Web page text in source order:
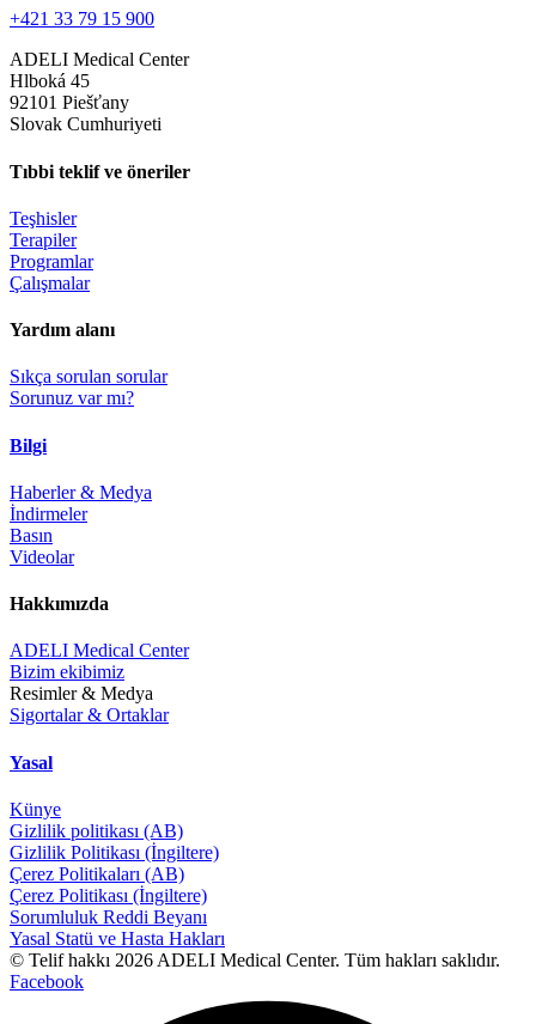
+421 33 79 15 900
ADELI Medical Center
Hlboká 45
92101 Piešťany
Slovak Cumhuriyeti
Tıbbi teklif ve öneriler
Teşhisler
Terapiler
Programlar
Çalışmalar
Yardım alanı
Sıkça sorulan sorular
Sorunuz var mı?
Bilgi
Haberler & Medya
İndirmeler
Basın
Videolar
Hakkımızda
ADELI Medical Center
Bizim ekibimiz
Resimler & Medya
Sigortalar & Ortaklar
Yasal
Künye
Gizlilik politikası (AB)
Gizlilik Politikası (İngiltere)
Çerez Politikaları (AB)
Çerez Politikası (İngiltere)
Sorumluluk Reddi Beyanı
Yasal Statü ve Hasta Hakları
© Telif hakkı 2026 ADELI Medical Center. Tüm hakları saklıdır.
Facebook